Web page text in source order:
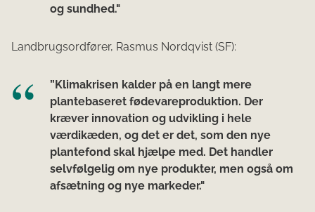
og sundhed."
Landbrugsordfører, Rasmus Nordqvist (SF):
”Klimakrisen kalder på en langt mere
plantebaseret fødevareproduktion. Der
kræver innovation og udvikling i hele
værdikæden, og det er det, som den nye
plantefond skal hjælpe med. Det handler
selvfølgelig om nye produkter, men også om
afsætning og nye markeder."